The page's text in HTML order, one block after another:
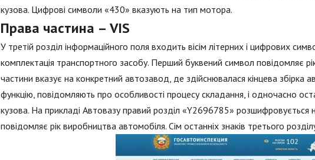
кузова. Цифрові символи «430» вказують на тип мотора.
Права частина – VIS
У третій розділ інформаційного поля входить вісім літерних і цифрових
комплектація транспортного засобу. Перший буквений символ повідомляє
частини вказує на конкретний автозавод, де здійснювалася кінцева збірка
функцію, повідомляють про особливості процесу складання, і одночасно
кузова. На прикладі Автовазу правий розділ «Y2696785»
повідомляє рік виробництва автомобіля. Сім останніх знаків третього